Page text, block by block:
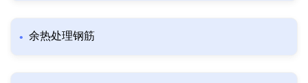
余热处理钢筋